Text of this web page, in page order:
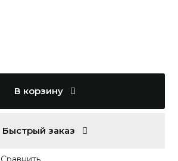
В корзину
Быстрый заказ